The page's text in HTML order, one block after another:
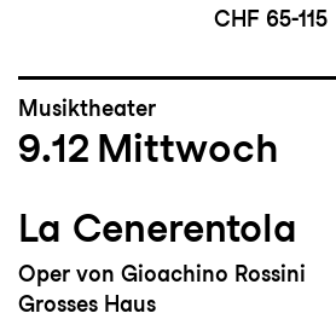
CHF 65-115
Musiktheater
9.12 Mittwoch
La Cenerentola
Oper von Gioachino Rossini
Grosses Haus